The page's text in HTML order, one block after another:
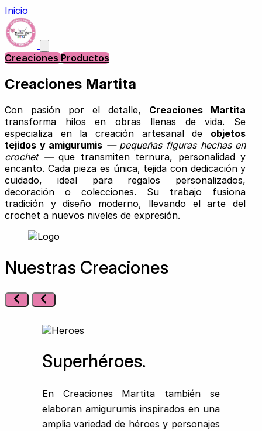
Inicio
CreacionesProductos
Creaciones Martita
Con pasión por el detalle, Creaciones Martita
transforma hilos en obras llenas de vida. Se
especializa en la creación artesanal de objetos
tejidos y amigurumis — pequeñas figuras hechas en
crochet —que transmiten ternura, personalidad y
encanto. Cada pieza es única, tejida con dedicación y
cuidado, ideal para regalos personalizados,
decoración o colecciones. Su trabajo fusiona
tradición y diseño moderno, llevando el arte del
crochet a nuevos niveles de expresión.
Nuestras Creaciones
Superhéroes.
En Creaciones Martita también se
elaboran amigurumis inspirados en una
amplia variedad de héroes y personajes